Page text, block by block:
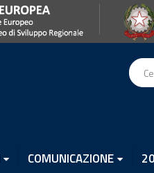
COMUNICAZIONE